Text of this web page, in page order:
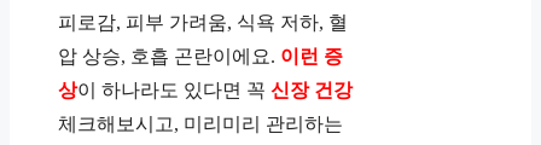
피로감, 피부 가려움, 식욕 저하, 혈
압 상승, 호흡 곤란이에요. 이런 증
상이 하나라도 있다면 꼭 신장 건강
체크해보시고, 미리미리 관리하는